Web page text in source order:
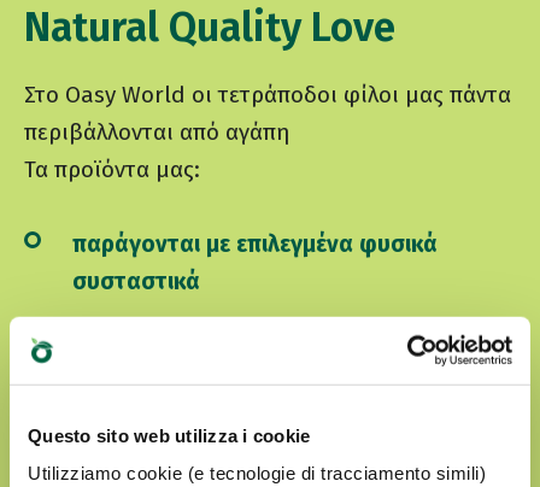
Questo sito web utilizza i cookie
Utilizziamo cookie (e tecnologie di tracciamento simili)
Natural Quality Love
Στο Oasy World οι τετράποδοι φίλοι μας πάντα
περιβάλλονται από αγάπη
Τα προϊόντα μας:
παράγονται με επιλεγμένα φυσικά
συσταστικά
δεν περιέχουν τεχνητά χρώματα ή
είναι Cruelty free